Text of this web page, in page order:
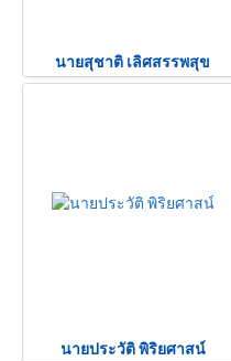
นายสุชาติ เลิศสรรพสุข
นายประวัติ พิริยศาสน์